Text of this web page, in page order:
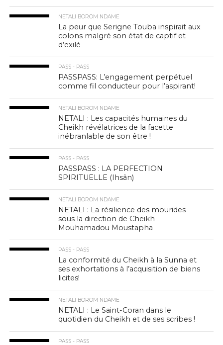
NETALI BOROM NDAME
La peur que Serigne Touba inspirait aux
colons malgré son état de captif et
d’exilé
PASS - PASS
PASSPASS: L’engagement perpétuel
comme fil conducteur pour l’aspirant!
NETALI BOROM NDAME
NETALI : Les capacités humaines du
Cheikh révélatrices de la facette
inébranlable de son être !
PASS - PASS
PASSPASS : LA PERFECTION
SPIRITUELLE (Ihsân)
NETALI BOROM NDAME
NETALI : La résilience des mourides
sous la direction de Cheikh
Mouhamadou Moustapha
PASS - PASS
La conformité du Cheikh à la Sunna et
ses exhortations à l’acquisition de biens
licites!
NETALI BOROM NDAME
NETALI : Le Saint-Coran dans le
quotidien du Cheikh et de ses scribes !
PASS - PASS